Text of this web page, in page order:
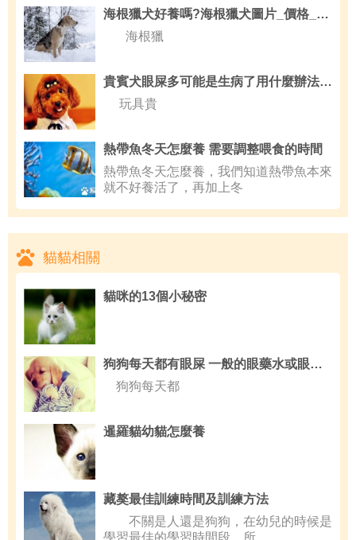
海根獵犬好養嗎?海根獵犬圖片_價格_訓練_性格特征
海根獵
貴賓犬眼屎多可能是生病了用什麼辦法解決
玩具貴
熱帶魚冬天怎麼養 需要調整喂食的時間
熱帶魚冬天怎麼養，我們知道熱帶魚本來
就不好養活了，再加上冬
貓貓相關
貓咪的13個小秘密
狗狗每天都有眼屎 一般的眼藥水或眼藥膏都能治療
狗狗每天都
暹羅貓幼貓怎麼養
藏獒最佳訓練時間及訓練方法
不關是人還是狗狗，在幼兒的時候是
學習最佳的學習時間段，所